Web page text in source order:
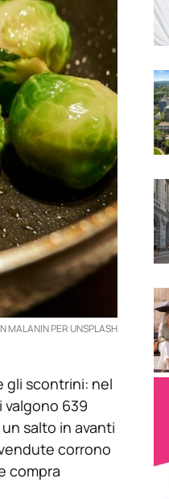
MALANIN PER UNSPLASH
gli scontrini: nel
639
salto in avanti
corrono
compra